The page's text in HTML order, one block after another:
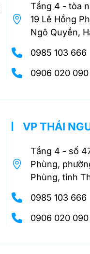
Tầng 4 - tòa
19 Lê Hồng
Ngô Quyền,
0985 103 666
0906 020 090
VP THÁI
Tầng 4 - số
Phùng,
Phùng, tỉnh
0985 103 666
0906 020 090